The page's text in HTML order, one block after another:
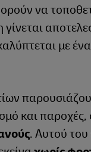
να
με ένα
και
. Αυτού του